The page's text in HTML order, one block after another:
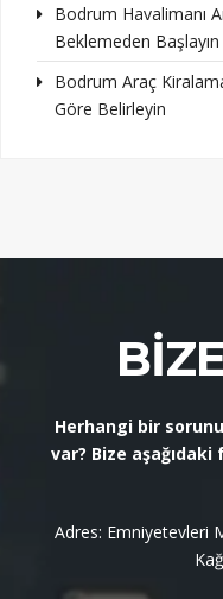
Bodrum Havalimanı
Beklemeden Başlayın
Bodrum Araç
Göre Belirleyin
Herhangi bir
var? Bize aşağıdaki
Adres: Emniyetevleri